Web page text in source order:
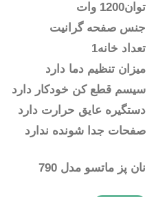
توان1200 وات
جنس صفحه گرانیت
تعداد خانه1
میزان تنظیم دما دارد
سیسم قطع کن خودکار دارد
دستگیره عایق حرارت دارد
صفحات جدا شونده ندارد
نان پز ماتسو مدل 790